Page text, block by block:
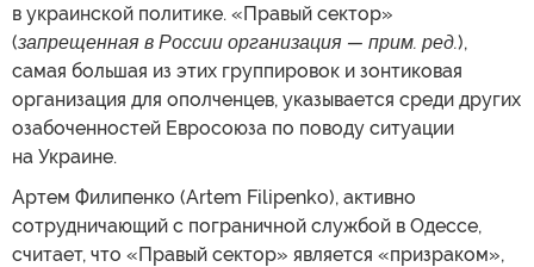
в украинской политике. «Правый сектор»
(запрещенная в России организация — прим. ред.),
самая большая из этих группировок и зонтиковая
организация для ополченцев, указывается среди других
озабоченностей Евросоюза по поводу ситуации
на Украине.
Артем Филипенко (Artem Filipenko), активно
сотрудничающий с пограничной службой в Одессе,
считает, что «Правый сектор» является «призраком»,